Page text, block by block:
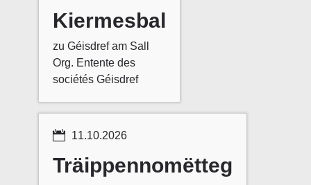
Kiermesbal
zu Géisdref am Sall
Org. Entente des
sociétés Géisdref
 11.10.2026
Träippennomëtteg